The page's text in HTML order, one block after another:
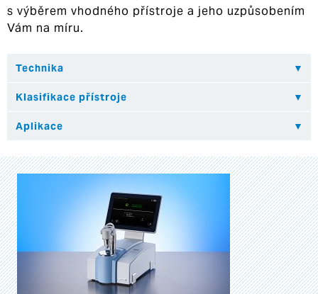
s výběrem vhodného přístroje a jeho uzpůsobením
Vám na míru.